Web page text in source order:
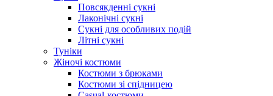
Повсякденні сукні
Лаконічні сукні
Сукні для особливих подій
Літні сукні
Туніки
Жіночі костюми
Костюми з брюками
Костюми зі спідницею